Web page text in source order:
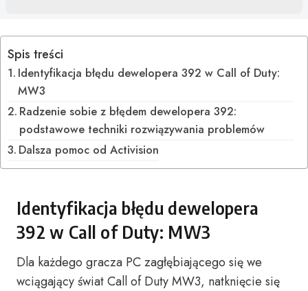
Spis treści
Identyfikacja błędu dewelopera 392 w Call of Duty:
MW3
Radzenie sobie z błędem dewelopera 392:
podstawowe techniki rozwiązywania problemów
Dalsza pomoc od Activision
Identyfikacja błędu dewelopera
392 w Call of Duty: MW3
Dla każdego gracza PC zagłębiającego się we
wciągający świat Call of Duty MW3, natknięcie się